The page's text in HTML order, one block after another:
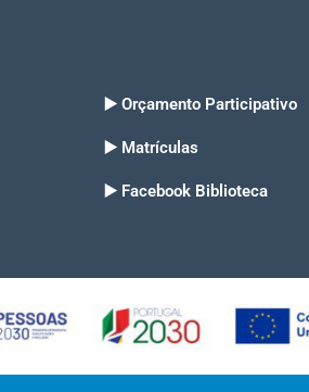
▶️ Orçamento Participativo
▶️ Matrículas
▶️ Facebook Biblioteca